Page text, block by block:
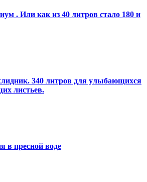
. Или как из 40 литров стало 180 и
340 литров для улыбающихся
листьев.
в пресной воде